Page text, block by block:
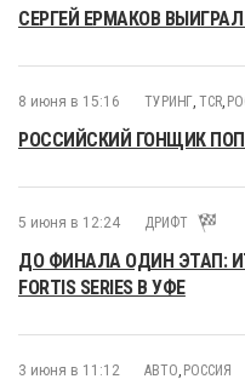
СЕРГЕЙ ЕРМАКОВ ВЫИГРАЛ
8 июня в 15:16 ТУРИНГ,TCR,
РОССИЙСКИЙ ГОНЩИК
5 июня в 12:24 ДРИФТ
ДО ФИНАЛА ОДИН ЭТАП:
FORTIS SERIES В УФЕ
3 июня в 11:12 АВТО, РОССИЯ